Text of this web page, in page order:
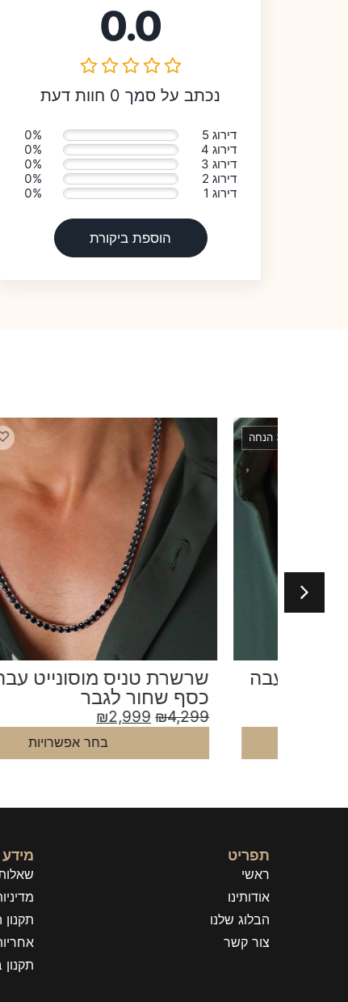
0.0
נכתב על סמך 0 חוות דעת
דירוג 5
0%
דירוג 4
0%
דירוג 3
0%
דירוג 2
0%
דירוג 1
0%
הוספת ביקורת
30% הנחה ♡
שרשרת טניס מוסונייט עבה מאוד
כסף שחור לגבר
₪
₪2,999
בחר אפשרויות
תפריט
ראשי
אודותינו
הבלוג שלנו
צור קשר